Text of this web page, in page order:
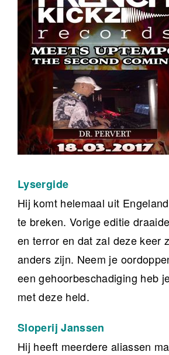
Lysergide
Hij komt helemaal uit
te breken. Vorige editie
en terror en dat zal deze keer
anders zijn. Neem je
een gehoorbeschadiging heb
met deze held.
Sloperij Janssen
Hij heeft meerdere aliassen